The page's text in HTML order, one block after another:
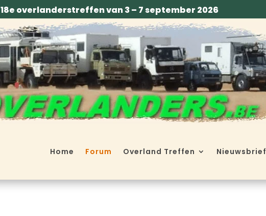
18e overlanderstreffen van 3 – 7 september 2026
Home Forum Overland Treffen Nieuwsbrief